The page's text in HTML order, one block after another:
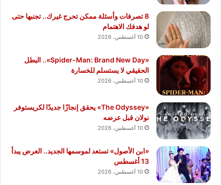
8 تصرفات وأسئلة ممكن تحرج غيرك.. تجنبها حتى
لو هدفك الاهتمام
10 أغسطس، 2026
«Spider-Man: Brand New Day».. البطل
الحقيقي لا يستسلم للخسارة
10 أغسطس، 2026
«The Odyssey» يحقق إنجازًا جديدًا لكريستوفر
نولان قبل عرضه
10 أغسطس، 2026
«ابن الأصول» تستعد لموسمها الجديد.. العرض يبدأ
13 أغسطس
10 أغسطس، 2026